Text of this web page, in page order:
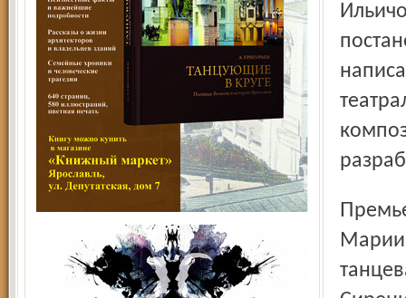
Премьера балета состоялась 3 января 1890 года на сцене